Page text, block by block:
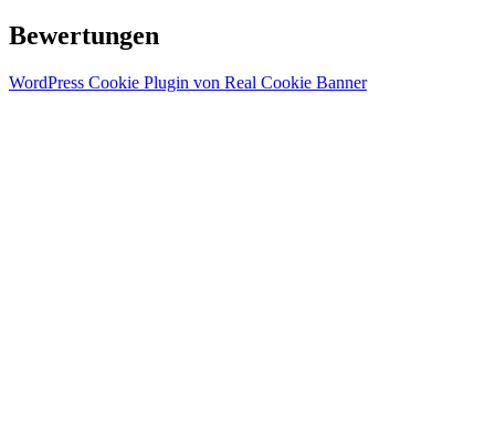
Bewertungen
WordPress Cookie Plugin von Real Cookie Banner